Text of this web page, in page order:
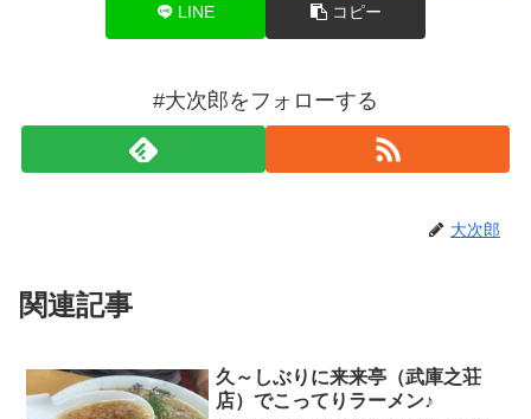
LINE コピー
#大次郎をフォローする
大次郎
関連記事
久～しぶりに来来亭（武庫之荘
店）でこってりラーメン♪